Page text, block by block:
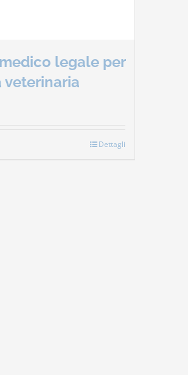
legale per
veterinaria
Dettagli